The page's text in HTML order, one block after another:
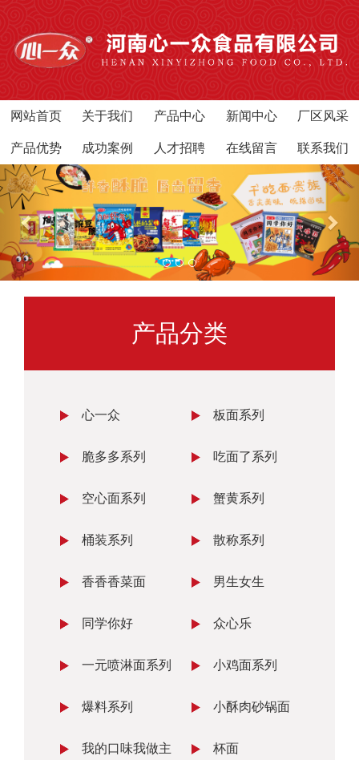
网站首页 关于我们 产品中心 新闻中心 厂区风采
产品优势 成功案例 人才招聘 在线留言 联系我们
产品分类
心一众 板面系列
脆多多系列 吃面了系列
空心面系列 蟹黄系列
桶装系列 散称系列
香香香菜面 男生女生
同学你好 众心乐
一元喷淋面系列 小鸡面系列
爆料系列 小酥肉砂锅面
我的口味我做主 杯面